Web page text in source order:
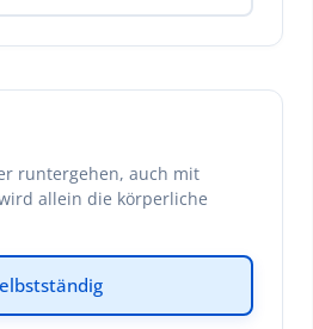
runtergehen, auch mit
allein die körperliche